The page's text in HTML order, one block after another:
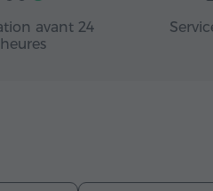
avant 24
heures